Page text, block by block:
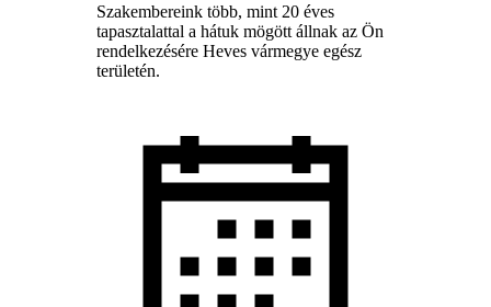
Szakembereink több, mint 20 éves
tapasztalattal a hátuk mögött állnak az Ön
rendelkezésére Heves vármegye egész
területén.